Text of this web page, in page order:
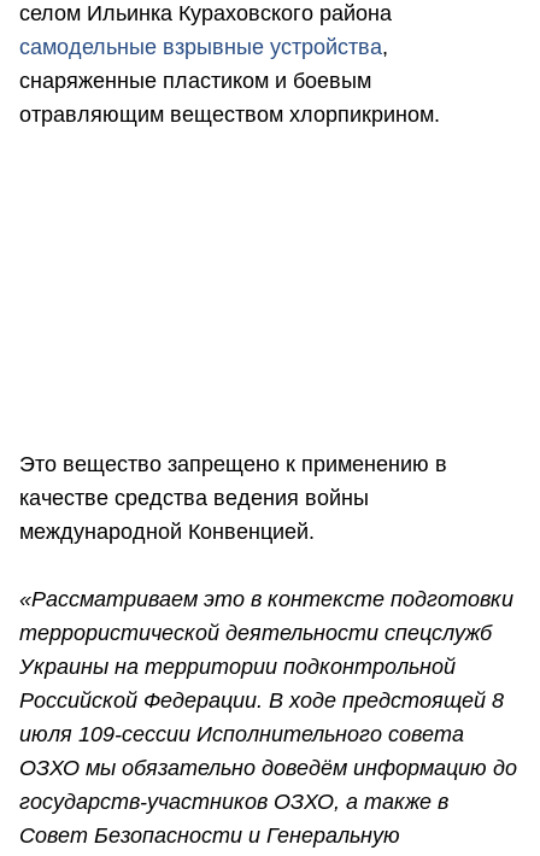
селом Ильинка Кураховского района
самодельные взрывные устройства,
снаряженные пластиком и боевым
отравляющим веществом хлорпикрином.
Это вещество запрещено к применению в
качестве средства ведения войны
международной Конвенцией.
«Рассматриваем это в контексте подготовки
террористической деятельности спецслужб
Украины на территории подконтрольной
Российской Федерации. В ходе предстоящей 8
июля 109-сессии Исполнительного совета
ОЗХО мы обязательно доведём информацию до
государств-участников ОЗХО, а также в
Совет Безопасности и Генеральную